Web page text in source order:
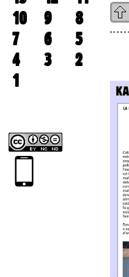
10
9
8
7
6
5
4
3
2
1